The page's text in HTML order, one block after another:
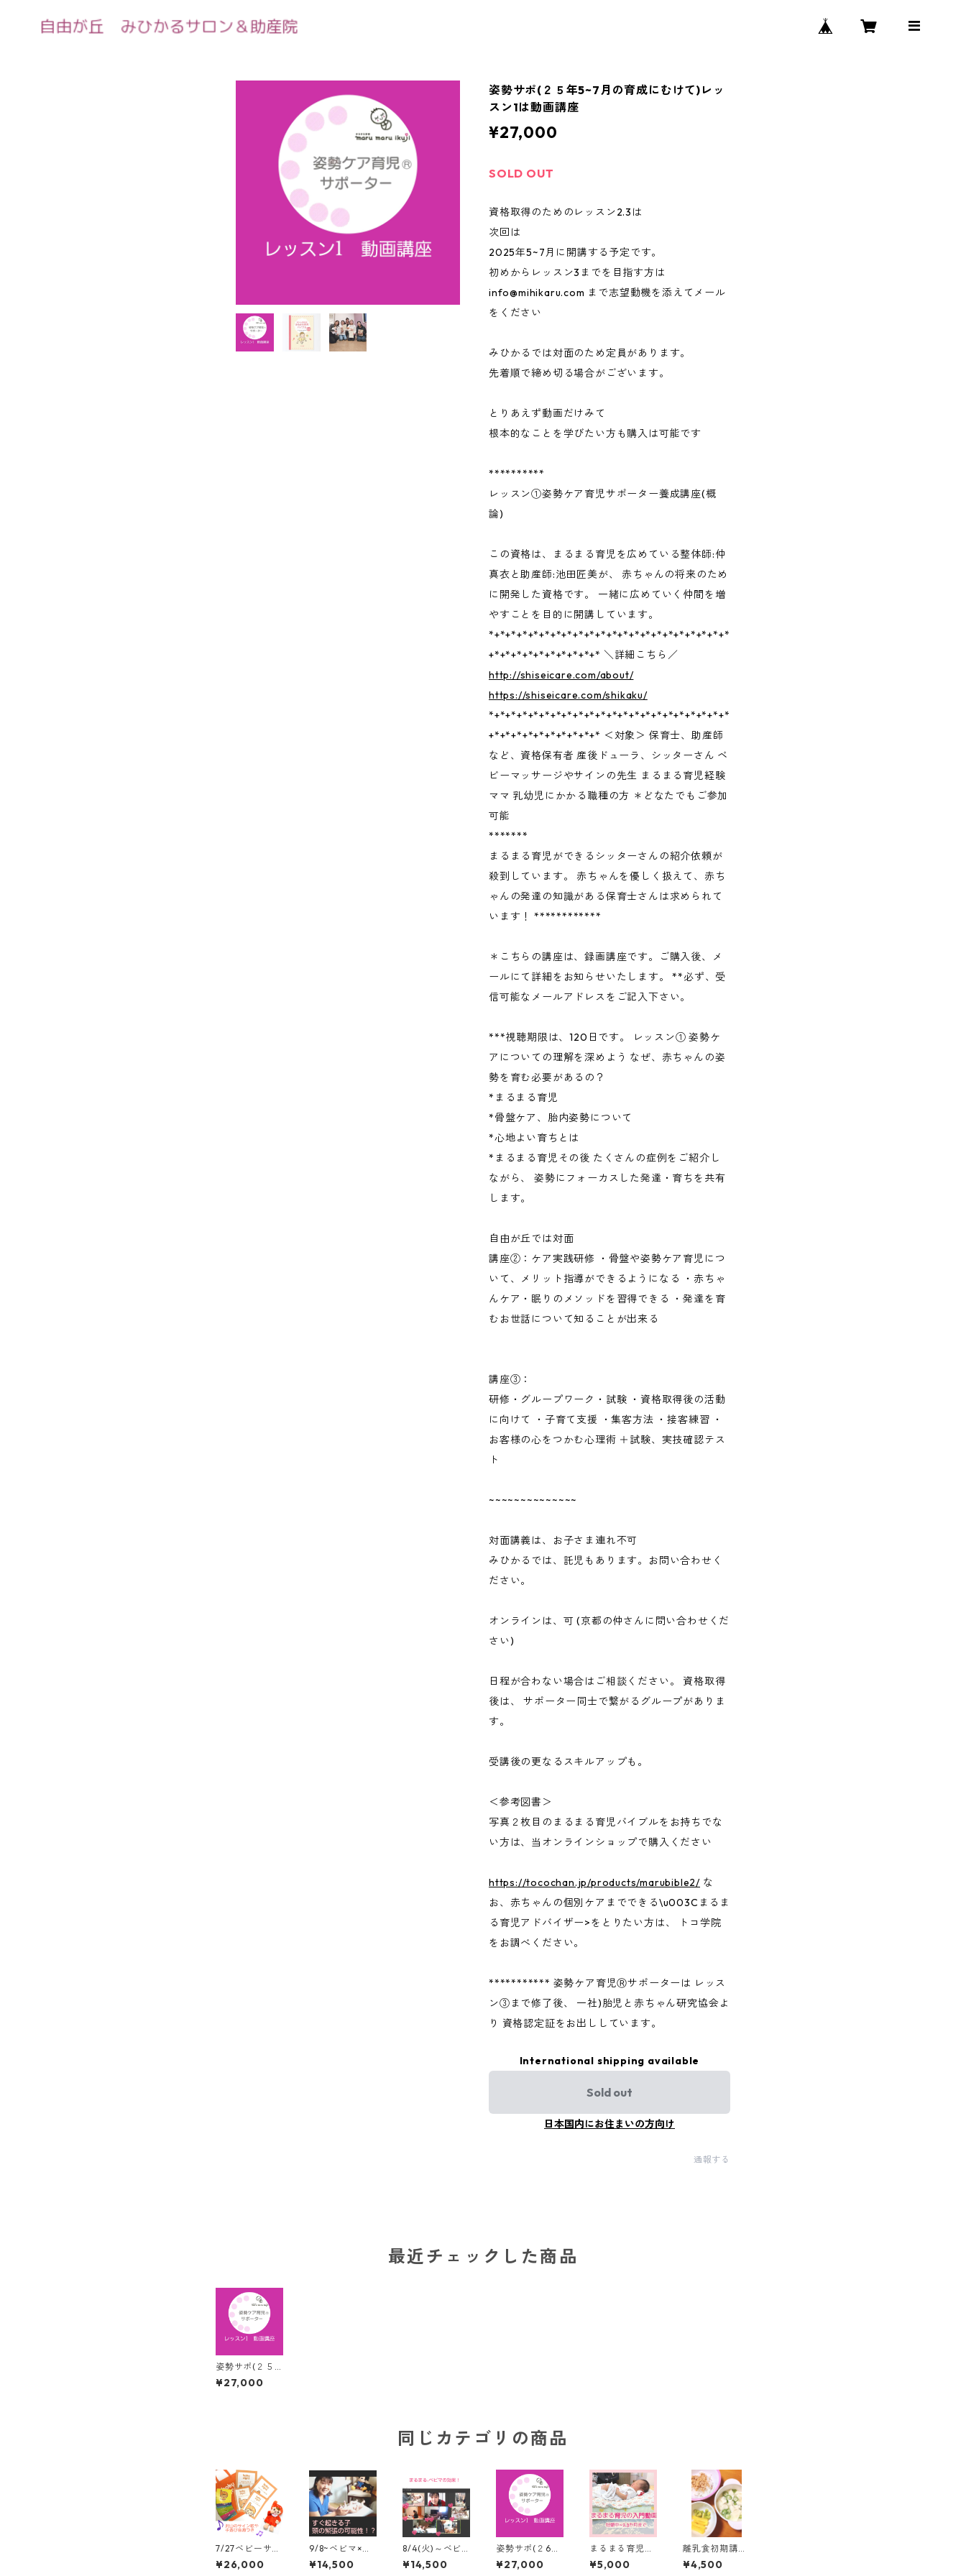
姿勢サポ(２５年5~7月の育成にむけて)レッ
スン1は動画講座
¥27,000
SOLD OUT
資格取得のためのレッスン2.3は
次回は
2025年5~7月に開講する予定です。
初めからレッスン3までを目指す方は
info@mihikaru.com まで志望動機を添えてメール
をください
みひかるでは対面のため定員があります。
先着順で締め切る場合がございます。
とりあえず動画だけみて
根本的なことを学びたい方も購入は可能です
**********
レッスン①姿勢ケア育児サポーター養成講座(概
論)
この資格は、まるまる育児を広めている整体師:仲
真衣と助産師:池田匠美が、 赤ちゃんの将来のため
に開発した資格です。 一緒に広めていく仲間を増
やすことを目的に開講しています。
*+*+*+*+*+*+*+*+*+*+*+*+*+*+*+*+*+*+*+*+*+*
+*+*+*+*+*+*+*+*+*+* ＼詳細こちら／
http://shiseicare.com/about/
https://shiseicare.com/shikaku/
*+*+*+*+*+*+*+*+*+*+*+*+*+*+*+*+*+*+*+*+*+*
+*+*+*+*+*+*+*+*+*+* ＜対象＞ 保育士、助産師
など、資格保有者 産後ドューラ、シッターさん ベ
ビーマッサージやサインの先生 まるまる育児経験
ママ 乳幼児にかかる職種の方 ＊どなたでもご参加
可能
*******
まるまる育児ができるシッターさんの紹介依頼が
殺到しています。 赤ちゃんを優しく扱えて、赤ち
ゃんの発達の知識がある保育士さんは求められて
います！ ************
＊こちらの講座は、録画講座です。ご購入後、メ
ールにて詳細をお知らせいたします。 **必ず、受
信可能なメールアドレスをご記入下さい。
***視聴期限は、120日です。 レッスン① 姿勢ケ
アについての理解を深めよう なぜ、赤ちゃんの姿
勢を育む必要があるの？
*まるまる育児
*骨盤ケア、胎内姿勢について
*心地よい育ちとは
*まるまる育児その後 たくさんの症例をご紹介し
ながら、 姿勢にフォーカスした発達・育ちを共有
します。
自由が丘では対面
講座②：ケア実践研修 ・骨盤や姿勢ケア育児につ
いて、メリット指導ができるようになる ・赤ちゃ
んケア・眠りのメソッドを習得できる ・発達を育
むお世話について知ることが出来る
講座③：
研修・グループワーク・試験 ・資格取得後の活動
に向けて ・子育て支援 ・集客方法 ・接客練習 ・
お客様の心をつかむ心理術 ＋試験、実技確認テス
ト
~~~~~~~~~~~~~~
対面講義は、お子さま連れ不可
みひかるでは、託児もあります。お問い合わせく
ださい。
オンラインは、可 (京都の仲さんに問い合わせくだ
さい)
日程が合わない場合はご相談ください。 資格取得
後は、 サポーター同士で繋がるグループがありま
す。
受講後の更なるスキルアップも。
＜参考図書＞
写真２枚目のまるまる育児バイブルをお持ちでな
い方は、当オンラインショップで購入ください
https://tocochan.jp/products/marubible2/ な
お、赤ちゃんの個別ケアまでできる\u003Cまるま
る育児アドバイザー>をとりたい方は、 トコ学院
をお調べください。
*********** 姿勢ケア育児Ⓡサポーターは レッス
ン③まで修了後、 一社)胎児と赤ちゃん研究協会よ
り 資格認定証をお出ししています。
International shipping available
Sold out
日本国内にお住まいの方向け
通報する
最近チェックした商品
姿勢サポ(２５
年5~7月の育成
にむけて)レッ
¥27,000
同じカテゴリの商品
7/27ベビーサイ
ン+発達質問つ
き、講師2名で
¥26,000
9/8~ベビマ×ま
るまる育児オン
ライン3回コー
¥14,500
8/4(火)～ベビ
マ×まるまる育
児オンライン3
¥14,500
姿勢サポ(２6年
秋冬の育成にむ
けて)レッスン1
¥27,000
まるまる育児入
門とスリング事
前動画 産後の
¥5,000
離乳食初期講座
①保育士まみ先
生講座 から
¥4,500